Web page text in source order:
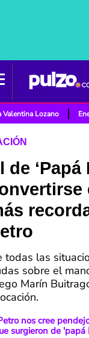
Valentina Lozano
de
todas las
sobre el
Marín
nos cree
surgieron de 'papá